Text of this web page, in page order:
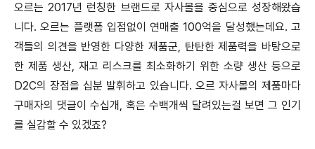
오르는 2017년 런칭한 브랜드로 자사몰을 중심으로 성장해왔습
니다. 오르는 플랫폼 입점없이 연매출 100억을 달성했는데요. 고
객들의 의견을 반영한 다양한 제품군, 탄탄한 제품력을 바탕으로
한 제품 생산, 재고 리스크를 최소화하기 위한 소량 생산 등으로
D2C의 장점을 십분 발휘하고 있습니다. 오르 자사몰의 제품마다
구매자의 댓글이 수십개, 혹은 수백개씩 달려있는걸 보면 그 인기
를 실감할 수 있겠죠?